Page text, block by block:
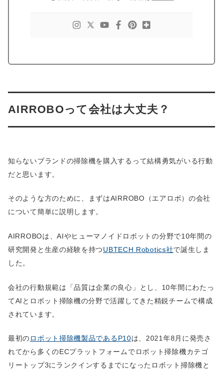
AIRROBOって会社は大丈夫？
知らないブランドの掃除機を購入するって結構勇気がいる行動
だと思います。
そのような方のために、まずはAIRROBO（エアロボ）の会社
について簡単に説明します。
AIRROBOは、AIやヒューマノイドロボットの分野で10年間の
研究開発と生産の経験を持つUBTECH Robotics社で誕生しま
した。
会社の行動規範は「品質は企業の良心」とし、10年間にわたっ
てAIとロボット掃除機の分野で活躍してきた精鋭チームで構成
されています。
最初のロボット掃除機製品であるP10は、2021年8月に発売さ
れてから多くのECプラットフォームでロボット掃除機カテゴ
リートップ3にランクインするまでになったロボット掃除機と